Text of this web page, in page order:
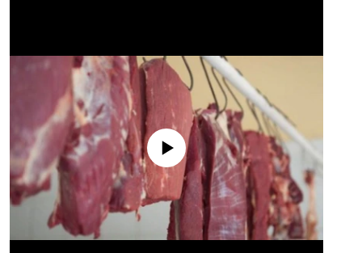
No media source currently available